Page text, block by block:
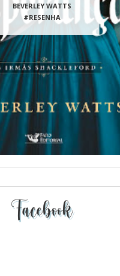
BEVERLEY WATTS
#RESENHA
Facebook